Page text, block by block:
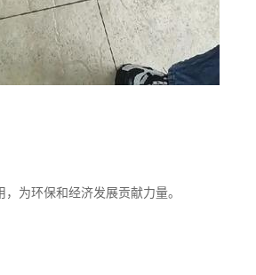
为环保和经济发展贡献力量。